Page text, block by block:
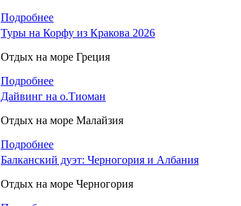
Подробнее
Туры на Корфу из Кракова 2026
Отдых на море Греция
Подробнее
Дайвинг на о.Тиоман
Отдых на море Малайзия
Подробнее
Балканский дуэт: Черногория и Албания
Отдых на море Черногория